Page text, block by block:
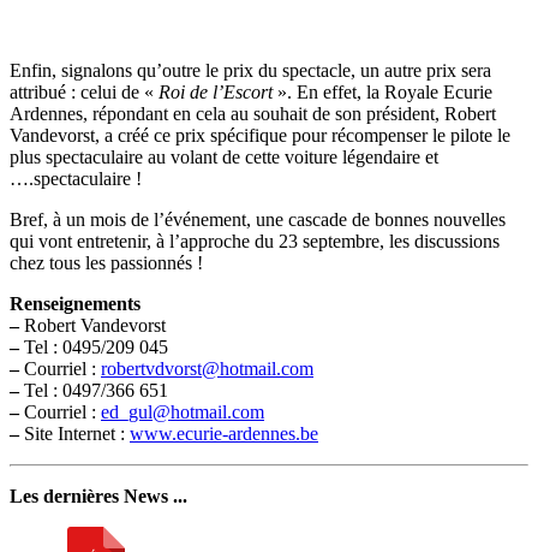
Enfin, signalons qu’outre le prix du spectacle, un autre prix sera
attribué : celui de « Roi de l’Escort». En effet, la Royale Ecurie
Ardennes, répondant en cela au souhait de son président, Robert
Vandevorst, a créé ce prix spécifique pour récompenser le pilote le
plus spectaculaire au volant de cette voiture légendaire et
….spectaculaire !
Bref, à un mois de l’événement, une cascade de bonnes nouvelles
qui vont entretenir, à l’approche du 23 septembre, les discussions
chez tous les passionnés !
Renseignements
–Robert Vandevorst
–Tel : 0495/209 045
–Courriel : robertvdvorst@hotmail.com
–Tel : 0497/366 651
–Courriel : ed_gul@hotmail.com
–Site Internet : www.ecurie-ardennes.be
Les dernières News ...